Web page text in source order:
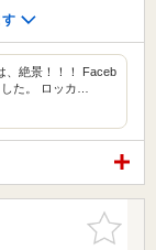
、絶景！！！ Faceb
た。 ロッカ…
お気に入
りに追加